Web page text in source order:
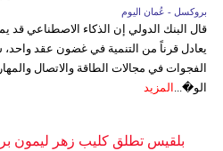
بروكسل - عُمان اليوم
قال البنك الدولي إن الذكاء الاصطناعي قد
يعادل قرناً من التنمية في غضون عقد
الفجوات في مجالات الطاقة والاتصال
الو�...
المزيد
بلقيس تطلق كليب زهر ليمون